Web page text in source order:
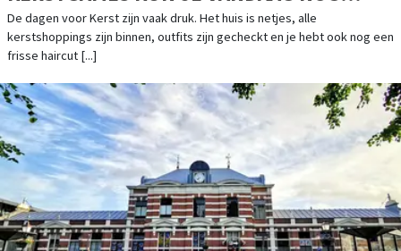
SPELEN
De dagen voor Kerst zijn vaak druk. Het huis is netjes, alle
kerstshoppings zijn binnen, outfits zijn gecheckt en je hebt ook nog een
frisse haircut [...]